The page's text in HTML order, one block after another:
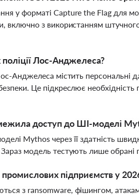
у форматі Capture the Flag для
включно з використанням
поліції Лос-Анджелеса?
Анджелеса містить персональні
Це підкреслює
доступ до ШІ-моделі
Mythos через її здатність
модель тестують лише
промислових підприємств у
з ransomware, фішингом,